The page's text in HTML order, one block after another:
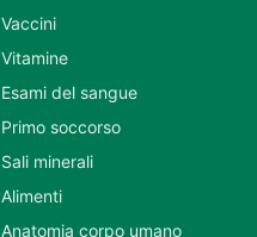
Vaccini
Vitamine
Esami del sangue
Primo soccorso
Sali minerali
Alimenti
Anatomia corpo umano